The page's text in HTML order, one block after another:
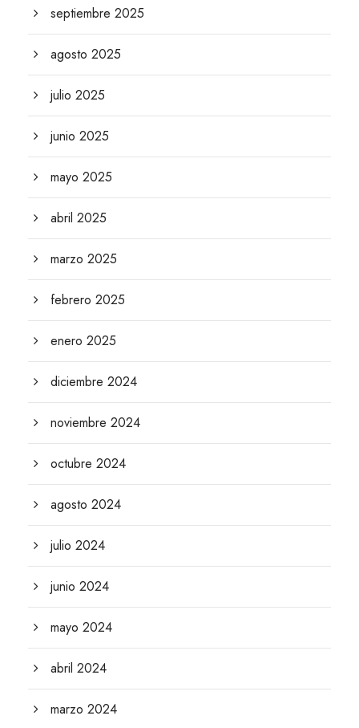
septiembre 2025
agosto 2025
julio 2025
junio 2025
mayo 2025
abril 2025
marzo 2025
febrero 2025
enero 2025
diciembre 2024
noviembre 2024
octubre 2024
agosto 2024
julio 2024
junio 2024
mayo 2024
abril 2024
marzo 2024